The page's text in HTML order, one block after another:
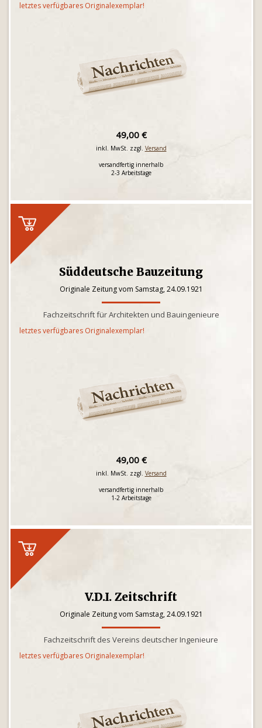
letztes verfügbares Originalexemplar!
49,00 €
inkl. MwSt. zzgl. Versand
versandfertig innerhalb
2-3 Arbeitstage
Süddeutsche Bauzeitung
Originale Zeitung vom Samstag, 24.09.1921
Fachzeitschrift für Architekten und Bauingenieure
letztes verfügbares Originalexemplar!
49,00 €
inkl. MwSt. zzgl. Versand
versandfertig innerhalb
1-2 Arbeitstage
V.D.I. Zeitschrift
Originale Zeitung vom Samstag, 24.09.1921
Fachzeitschrift des Vereins deutscher Ingenieure
letztes verfügbares Originalexemplar!